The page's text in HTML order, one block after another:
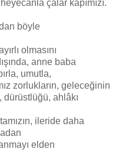
çalar kapımızı.
böyle
olmasını
anne baba
umutla,
zorlukların, geleceğinin
dürüstlüğü, ahlâkı
ileride daha
elden